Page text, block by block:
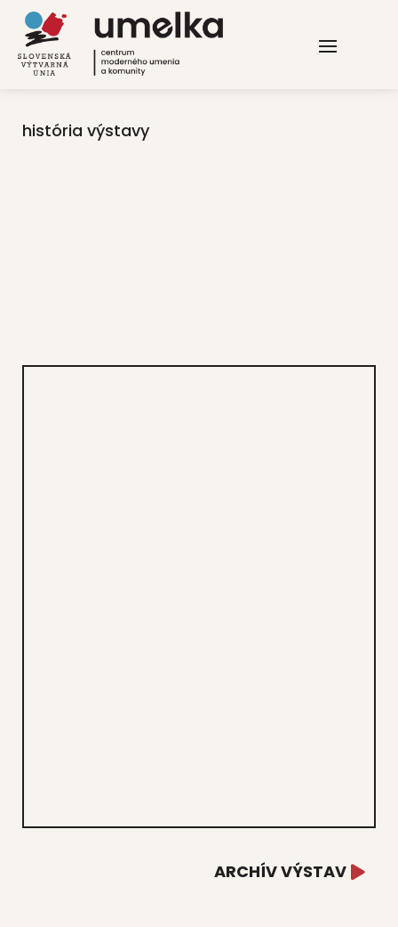
história výstavy
ARCHÍV VÝSTAV